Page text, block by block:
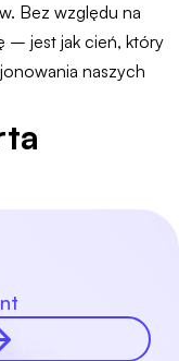
Bez względu na
– jest jak cień, który
naszych